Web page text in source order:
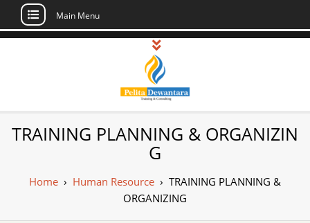
Skip
Main Menu
Pusat Pelatihan
dan Sertifikasi –
Daftar Training
Indonesia
Sertifikasi di Indonesia
TRAINING PLANNING & ORGANIZIN
G
Home › Human Resource › TRAINING PLANNING &
ORGANIZING